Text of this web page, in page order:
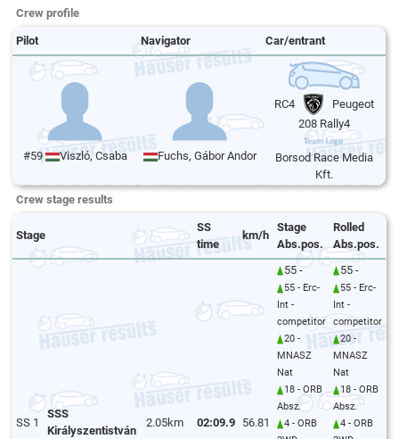
Crew profile
Pilot Navigator Car/entrant
#59 Viszló, Csaba Fuchs, Gábor Andor
RC4
Peugeot
208 Rally4
Borsod Race Media
Kft.
Crew stage results
Stage
SS
time
km/h
Stage
Abs.pos.
Rolled
Abs.pos.
SS 1
SSS
Királyszentistván
2.05km 02:09.9 56.81
55 -
55 - Erc-
Int -
competitor
20 -
MNASZ
Nat
18 - ORB
Absz.
4 - ORB
55 -
55 - Erc-
Int -
competitor
20 -
MNASZ
Nat
18 - ORB
Absz.
4 - ORB